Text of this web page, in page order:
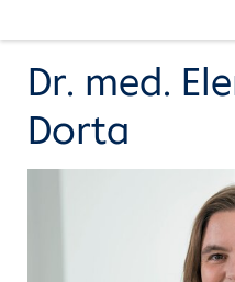
Für Patient:innen
Für Zuweiser:innen
Dr. med.
Dorta